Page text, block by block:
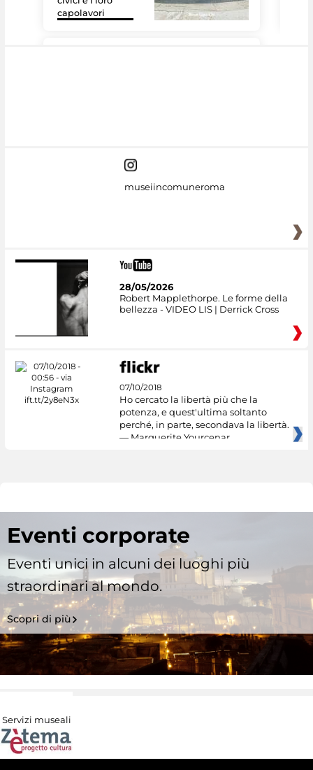
capolavori
museiincomuneroma
28/05/2026
Robert Mapplethorpe. Le forme della
bellezza - VIDEO LIS | Derrick Cross
07/10/2018
Ho cercato la libertà più che la
potenza, e quest'ultima soltanto
perché, in parte, secondava la libertà.
— Marguerite Yourcenar
Eventi corporate
Eventi unici in alcuni dei luoghi più
straordinari al mondo.
Scopri di più
Servizi museali